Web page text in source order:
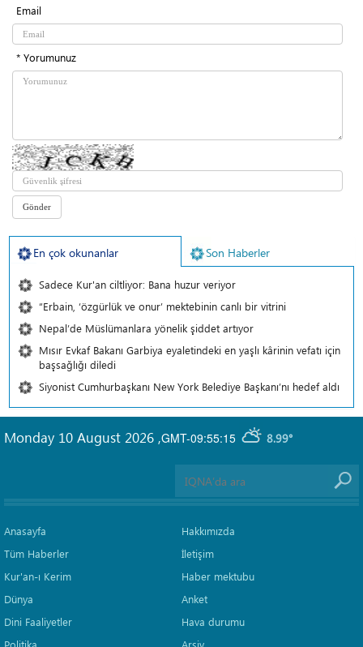
Email
* Yorumunuz
En çok okunanlar Son Haberler
Sadece Kur'an ciltliyor: Bana huzur veriyor
“Erbain, ‘özgürlük ve onur’ mektebinin canlı bir vitrini
Nepal’de Müslümanlara yönelik şiddet artıyor
Mısır Evkaf Bakanı Garbiya eyaletindeki en yaşlı kârinin vefatı için
başsağlığı diledi
Siyonist Cumhurbaşkanı New York Belediye Başkanı’nı hedef aldı
GMT-09:55:15 8.99°
Monday 10 August 2026 ,
Anasayfa
Tüm Haberler
Kur'an-ı Kerim
Dünya
Dini Faaliyetler
Hakkımızda
İletişim
Haber mektubu
Anket
Hava durumu